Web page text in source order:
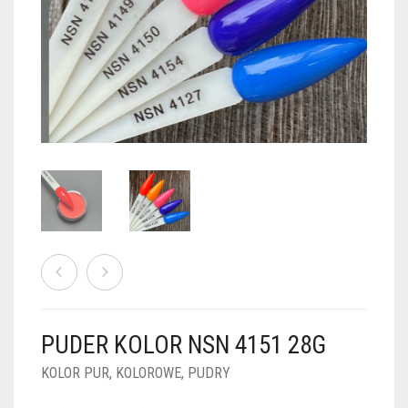
PUDRY BROKATOWE
PUDRY Z DROBINKAMI
PUDRY KOLOR PUR
PUDRY BUDUJĄCE
PUDRY DO FRENCH
PUDRY GALAXY
PUDRY SPARKLE
PUDRY TERMICZNE
PUDRY ŚWIECĄCE
FOIL DIP
KOSZYK
PUDER KOLOR NSN 4151 28G
KOLOR PUR, KOLOROWE, PUDRY